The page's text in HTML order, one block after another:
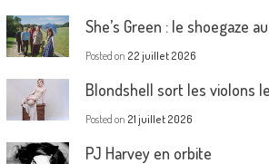
She’s Green : le shoegaze
Posted on 22 juillet 2026
Blondshell sort les violons
Posted on 21 juillet 2026
PJ Harvey en orbite